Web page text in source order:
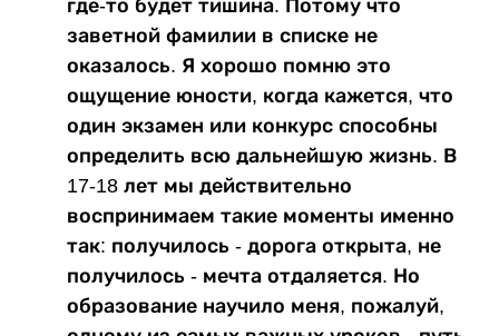
где-то будет тишина. Потому что
заветной фамилии в списке не
оказалось. Я хорошо помню это
ощущение юности, когда кажется, что
один экзамен или конкурс способны
определить всю дальнейшую жизнь. В
17-18 лет мы действительно
воспринимаем такие моменты именно
так: получилось - дорога открыта, не
получилось - мечта отдаляется. Но
образование научило меня, пожалуй,